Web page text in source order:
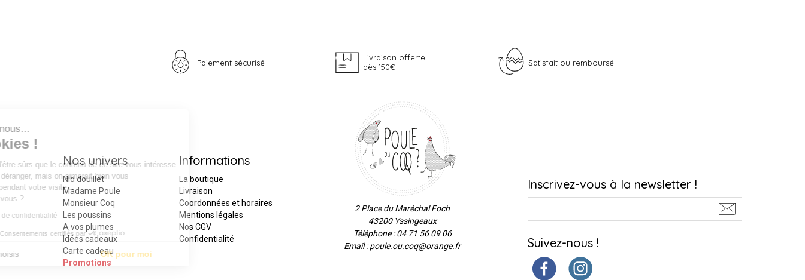
Paiement sécurisé
Livraison offerte
dès 150€
Satisfait ou remboursé
Nos univers
Nid douillet
Madame Poule
Monsieur Coq
Les poussins
A vos plumes
Idées cadeaux
Carte cadeau
Promotions
Informations
La boutique
Livraison
Coordonnées et horaires
Mentions légales
Nos CGV
Confidentialité
2 Place du Maréchal Foch
43200 Yssingeaux
Téléphone : 04 71 56 09 06
Email : poule.ou.coq@orange.fr
Inscrivez-vous à la newsletter !
Suivez-nous !
Salut c'est nous...
les Cookies !
On a attendu d'être sûrs que le contenu de ce site vous intéresse
avant de vous déranger, mais on aimerait bien vous
accompagner pendant votre visite...
C'est OK pour vous ?
Lire la politique de confidentialité
Consentements certifiés par
Je choisis